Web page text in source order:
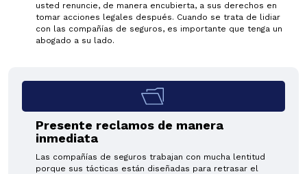
usted renuncie, de manera encubierta, a sus derechos en
tomar acciones legales después. Cuando se trata de lidiar
con las compañías de seguros, es importante que tenga un
abogado a su lado.
Presente reclamos de manera
inmediata
Las compañías de seguros trabajan con mucha lentitud
porque sus tácticas están diseñadas para retrasar el